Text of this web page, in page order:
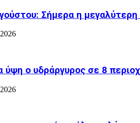
Σήμερα η
ύψη ο υδράργυρος σε 8